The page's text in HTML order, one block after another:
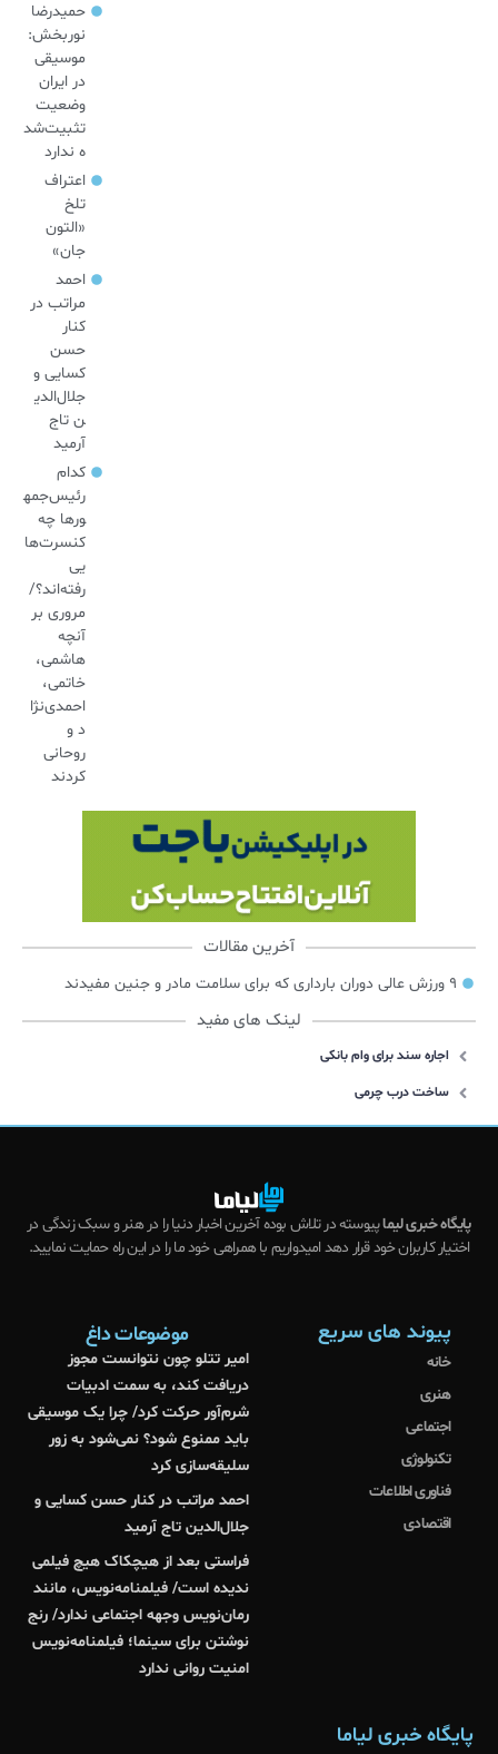
حمیدرضا
نوربخش:
موسیقی
در ایران
وضعیت
تثبیت‌شد
ه ندارد
اعتراف
تلخ
«التون
جان»
احمد
مراتب در
کنار
حسن
کسایی و
جلال‌الدی
ن تاج
آرمید
کدام
رئیس‌جمه
ورها چه
کنسرت‌ها
یی
رفته‌اند؟/
مروری بر
آنچه
هاشمی،
خاتمی،
احمدی‌نژا
د و
روحانی
کردند
آخرین مقالات
۹ ورزش عالی دوران بارداری که برای سلامت مادر و جنین مفیدند
لینک های مفید
اجاره سند برای وام بانکی
ساخت درب چرمی
پایگاه خبری لیماپیوسته در تلاش بوده آخرین اخبار دنیا را در هنر و سبک زندگی در
اختیار کاربران خود قرار دهد امیدواریم با همراهی خود ما را در این راه حمایت نمایید.
پیوند های سریع
خانه
هنری
اجتماعی
تکنولوژی
فناوری اطلاعات
اقتصادی
موضوعات داغ
امیر تتلو چون نتوانست مجوز
دریافت کند، به سمت ادبیات
شرم‌آور حرکت کرد/ چرا یک موسیقی
باید ممنوع شود؟ نمی‌شود به زور
سلیقه‌سازی کرد
احمد مراتب در کنار حسن کسایی و
جلال‌الدین تاج آرمید
فراستی بعد از هیچکاک هیچ فیلمی
ندیده است/ فیلمنامه‌نویس، مانند
رمان‌نویس وجهه اجتماعی ندارد/ رنج
نوشتن برای سینما؛ فیلمنامه‌نویس
امنیت روانی ندارد
پایگاه خبری لیاما